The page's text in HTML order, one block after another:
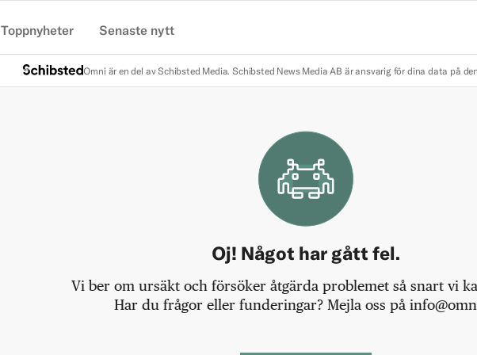
Toppnyheter Senaste nytt
Omni är en del av Schibsted Media. Schibsted News Media AB är ansvarig för dina data på
Oj! Något har gått fel.
Vi ber om ursäkt och försöker åtgärda problemet så snart vi
Har du frågor eller funderingar? Mejla oss på